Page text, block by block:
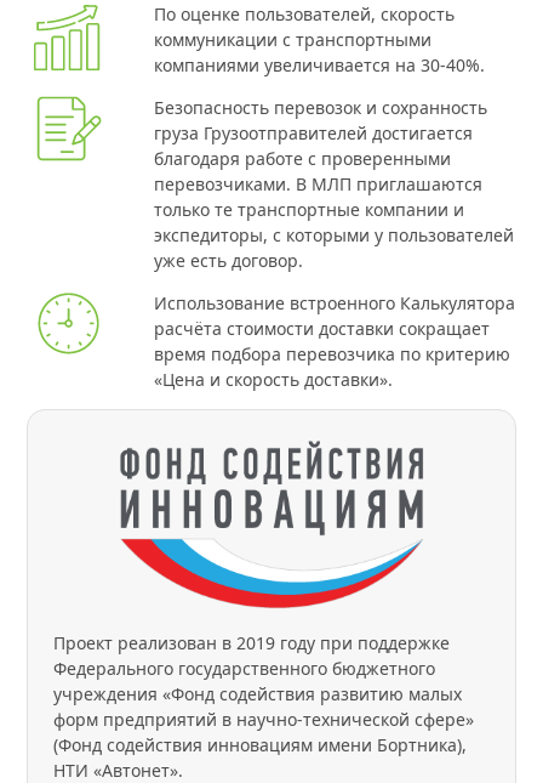
По оценке пользователей, скорость
коммуникации с транспортными
компаниями увеличивается на 30-40%.
Безопасность перевозок и сохранность
груза Грузоотправителей достигается
благодаря работе с проверенными
перевозчиками. В МЛП приглашаются
только те транспортные компании и
экспедиторы, с которыми у пользователей
уже есть договор.
Использование встроенного Калькулятора
расчёта стоимости доставки сокращает
время подбора перевозчика по критерию
«Цена и скорость доставки».
Проект реализован в 2019 году при поддержке
Федерального государственного бюджетного
учреждения «Фонд содействия развитию малых
форм предприятий в научно-технической сфере»
(Фонд содействия инновациям имени Бортника),
НТИ «Автонет».